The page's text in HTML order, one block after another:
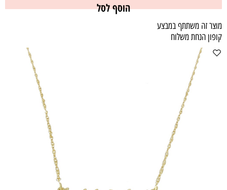
הוסף לסל
מוצר זה משתתף במבצע
קופון הנחת משלוח